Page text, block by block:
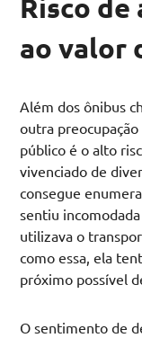
Risco
ao valor
Além dos ônibus
outra
público é o alto
vivenciado de
consegue
sentiu
utilizava o
como essa, ela
próximo possível
O sentimento de